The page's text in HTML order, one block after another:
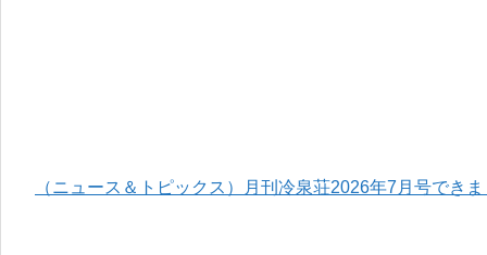
（ニュース＆トピックス）月刊冷泉荘2026年7月号でき